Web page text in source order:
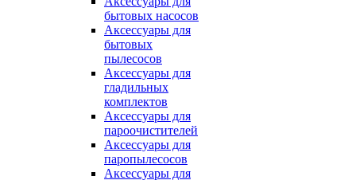
бытовых насосов
Аксессуары для
бытовых
пылесосов
Аксессуары для
гладильных
комплектов
Аксессуары для
пароочистителей
Аксессуары для
паропылесосов
Аксессуары для